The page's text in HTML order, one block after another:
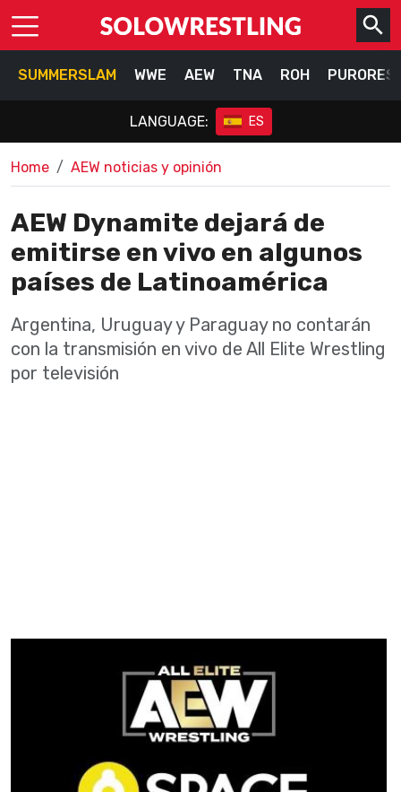
SUMMERSLAM WWE AEW TNA ROH
LANGUAGE: ES
Home AEW noticias y opinión
AEW Dynamite dejará de
emitirse en vivo en algunos
países de Latinoamérica
Argentina, Uruguay y Paraguay no contarán
con la transmisión en vivo de All Elite Wrestling
por televisión